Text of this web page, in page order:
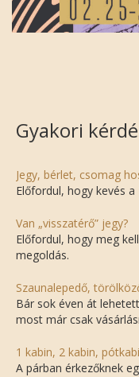
Gyakori
Jegy, bérlet, csomag
Előfordul, hogy kevés
Van „visszatérő” jegy?
Előfordul, hogy meg
megoldás.
Szaunalepedő,
Bár sok éven át
most már csak
1 kabin, 2 kabin,
A párban érkezőknek